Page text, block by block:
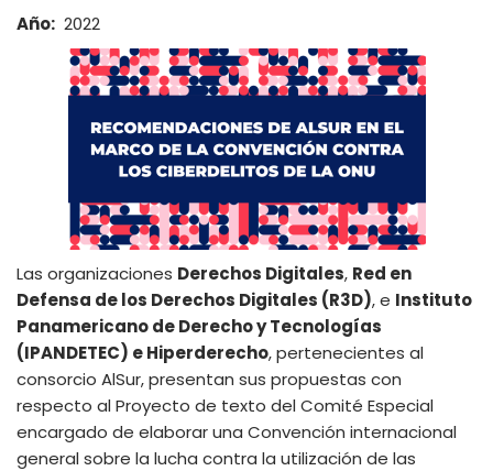
Año 2022
Las organizaciones Derechos Digitales, Red en
Defensa de los Derechos Digitales (R3D), e Instituto
Panamericano de Derecho y Tecnologías
(IPANDETEC) e Hiperderecho, pertenecientes al
consorcio AlSur, presentan sus propuestas con
respecto al Proyecto de texto del Comité Especial
encargado de elaborar una Convención internacional
general sobre la lucha contra la utilización de las